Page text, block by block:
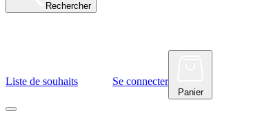
Rechercher
Liste de souhaits Se connecter
Panier